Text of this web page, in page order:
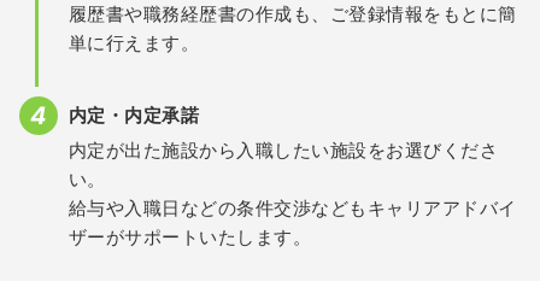
履歴書や職務経歴書の作成も、ご登録情報をもとに簡
単に行えます。
内定・内定承諾
内定が出た施設から入職したい施設をお選びくださ
い。
給与や入職日などの条件交渉などもキャリアアドバイ
ザーがサポートいたします。